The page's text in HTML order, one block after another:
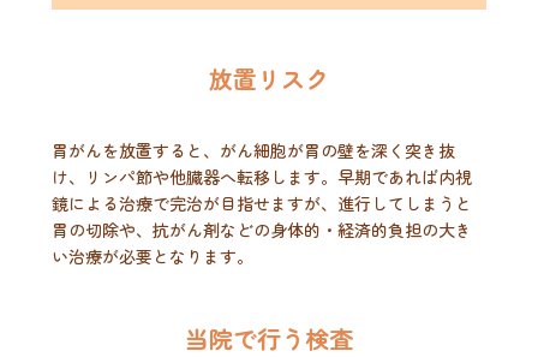
放置リスク
胃がんを放置すると、がん細胞が胃の壁を深く突き抜
け、リンパ節や他臓器へ転移します。早期であれば内視
鏡による治療で完治が目指せますが、進行してしまうと
胃の切除や、抗がん剤などの身体的・経済的負担の大き
い治療が必要となります。
当院で行う検査